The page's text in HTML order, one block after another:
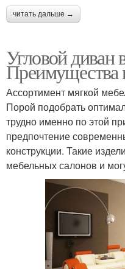
читать дальше →
Угловой диван
Преимущества
Ассортимент мягкой
Порой подобрать
трудно именно по этой
предпочтение
конструкции. Такие
мебельных салонов и